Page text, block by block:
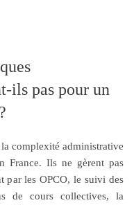
ils pas pour un
complexité administrative
France. Ils ne gèrent pas
par les OPCO, le suivi des
de cours collectives, la